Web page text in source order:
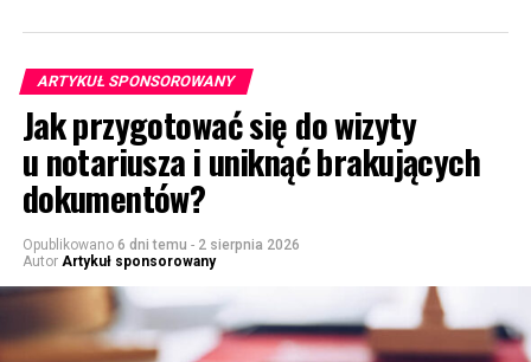
ARTYKUŁ SPONSOROWANY
Jak przygotować się do wizyty
u notariusza i uniknąć brakujących
dokumentów?
Opublikowano 6 dni temu - 2 sierpnia 2026
Autor Artykuł sponsorowany